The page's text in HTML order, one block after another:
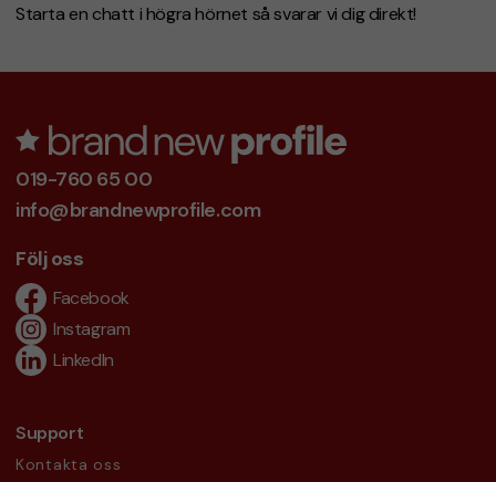
Starta en chatt i högra hörnet så svarar vi dig direkt!
019-760 65 00
info@brandnewprofile.com
Följ oss
Facebook
Instagram
LinkedIn
Support
Kontakta oss